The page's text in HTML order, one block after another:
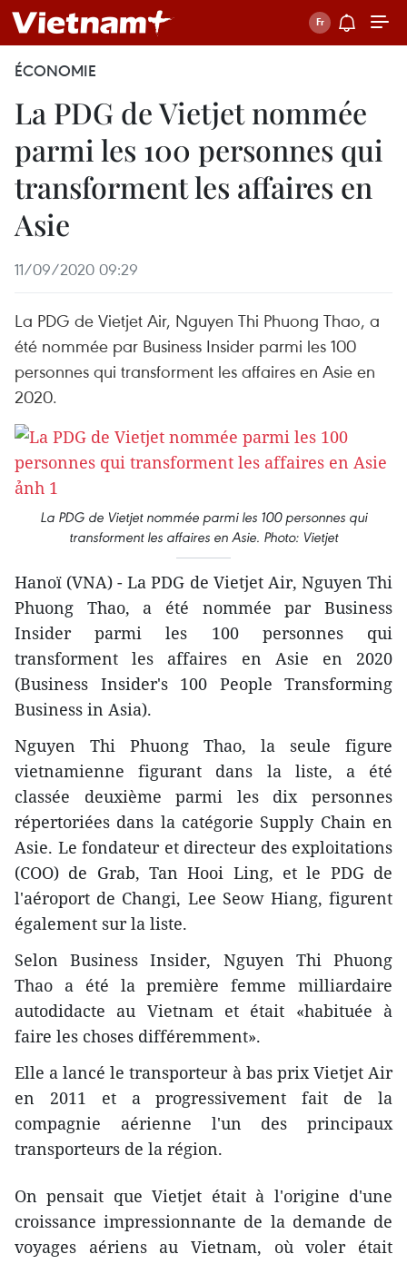
ÉCONOMIE
La PDG de Vietjet nommée
parmi les 100 personnes qui
transforment les affaires en
Asie
11/09/2020 09:29
La PDG de Vietjet Air, Nguyen Thi Phuong Thao, a
été nommée par Business Insider parmi les 100
personnes qui transforment les affaires en Asie en
2020.
La PDG de Vietjet nommée parmi les 100 personnes qui
transforment les affaires en Asie. Photo: Vietjet
Hanoï (VNA) - La PDG de Vietjet Air, Nguyen Thi
Phuong Thao, a été nommée par Business
Insider parmi les 100 personnes qui
transforment les affaires en Asie en 2020
(Business Insider's 100 People Transforming
Business in Asia).
Nguyen Thi Phuong Thao, la seule figure
vietnamienne figurant dans la liste, a été
classée deuxième parmi les dix personnes
répertoriées dans la catégorie Supply Chain en
Asie. Le fondateur et directeur des exploitations
(COO) de Grab, Tan Hooi Ling, et le PDG de
l'aéroport de Changi, Lee Seow Hiang, figurent
également sur la liste.
Selon Business Insider, Nguyen Thi Phuong
Thao a été la première femme milliardaire
autodidacte au Vietnam et était «habituée à
faire les choses différemment».
Elle a lancé le transporteur à bas prix Vietjet Air
en 2011 et a progressivement fait de la
compagnie aérienne l'un des principaux
transporteurs de la région.
On pensait que Vietjet était à l'origine d'une
croissance impressionnante de la demande de
voyages aériens au Vietnam, où voler était